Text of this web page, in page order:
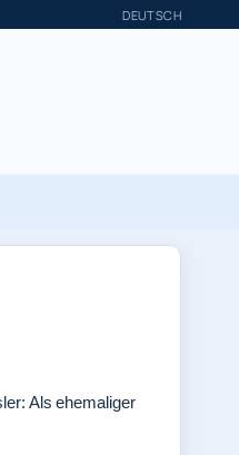
DEUTSCH
Als ehemaliger